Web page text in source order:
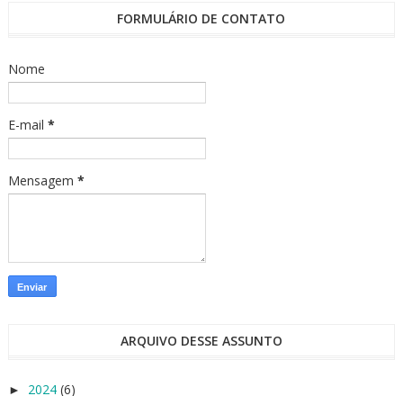
FORMULÁRIO DE CONTATO
Nome
E-mail *
Mensagem *
ARQUIVO DESSE ASSUNTO
► 2024 (6)